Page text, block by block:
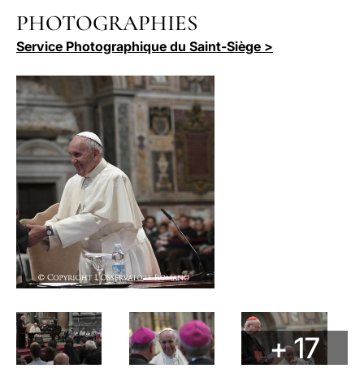
PHOTOGRAPHIES
Service Photographique du Saint-Siège >
+ 17